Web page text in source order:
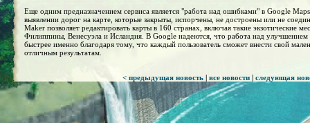
Еще одним предназначением сервиса является "работа над ошибками" в Google
выявлении дорог на карте, которые закрыты, испорчены, не достроены или не
Maker позволяет редактировать карты в 160 странах, включая такие экзотические
Филиппины, Венесуэла и Исландия. В Google надеются, что работа над улучшением
быстрее именно благодаря тому, что каждый пользователь сможет внести свой
отличным результатам.
< предыдущая новость | все новости | следующая